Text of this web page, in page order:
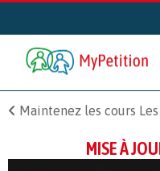
Maintenez les cours
MISE À